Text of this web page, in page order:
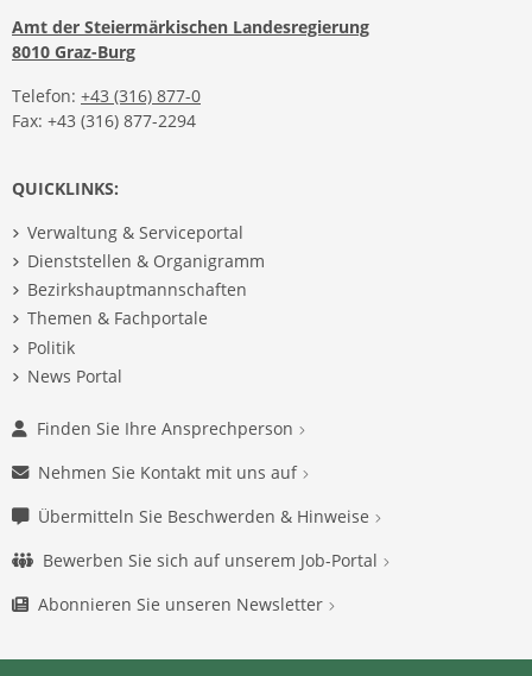
Amt der Steiermärkischen Landesregierung
8010 Graz-Burg
Telefon: +43 (316) 877-0
Fax: +43 (316) 877-2294
QUICKLINKS:
Verwaltung & Serviceportal
Dienststellen & Organigramm
Bezirkshauptmannschaften
Themen & Fachportale
Politik
News Portal
Finden Sie Ihre Ansprechperson
Nehmen Sie Kontakt mit uns auf
Übermitteln Sie Beschwerden & Hinweise
Bewerben Sie sich auf unserem Job-Portal
Abonnieren Sie unseren Newsletter